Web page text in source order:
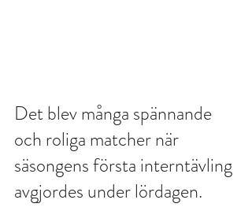
Det blev många spännande
och roliga matcher när
säsongens första interntävling
avgjordes under lördagen.